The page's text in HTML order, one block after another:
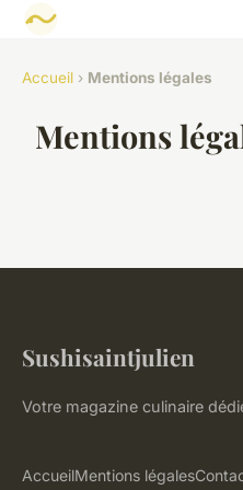
Accueil › Mentions légales
Mentions
Sushisaintjulien
Votre magazine culinaire
AccueilMentions légales